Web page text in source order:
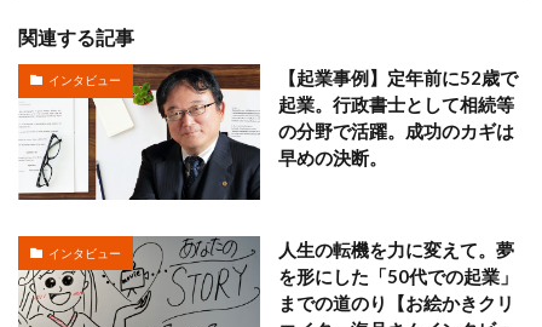
関連する記事
インタビュー
【起業事例】定年前に52歳で
起業。行政書士として相続等
の分野で活躍。成功のカギは
早めの決断。
インタビュー
人生の転機を力に変えて。夢
を形にした「50代での起業」
までの道のり【お絵かきクリ